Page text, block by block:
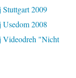
2009
2008
Videodreh "Nicht